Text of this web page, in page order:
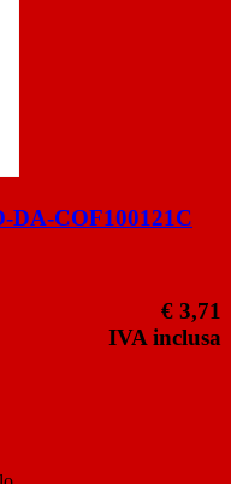
COF100121C
€ 3,71
IVA inclusa